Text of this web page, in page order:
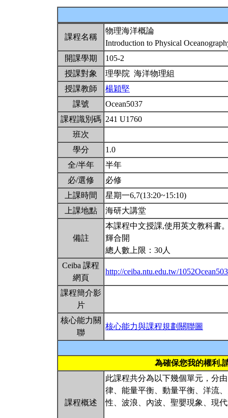
課程名稱
物理海洋概論
Introduction to Physical
開課學期
105-2
授課對象
理學院 海洋物理組
授課教師
楊穎堅
課號
Ocean5037
課程識別碼 241 U1760
班次
學分
1.0
全/半年
半年
必/選修
必修
上課時間
星期一6,7(13:20~15:10)
上課地點
海研大講堂
備註
本課程中文授課,使用英文教科書
輝合開
總人數上限：30人
Ceiba 課程
網頁
http://ceiba.ntu.edu.tw/
課程簡介影
片
核心能力關
聯
核心能力與課程規劃關聯圖
為確保您我的權利,
課程概述
此課程共分為以下幾個單元，分
律、能量平衡、動量平衡、洋流
性、波浪、內波、聖嬰現象、現